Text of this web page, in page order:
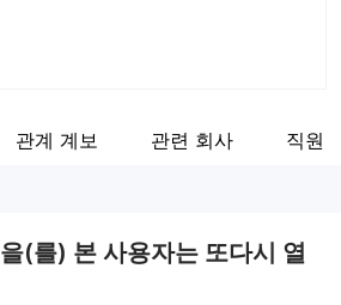
관계 계보 관련 회사 직원
을(를) 본 사용자는 또다시 열